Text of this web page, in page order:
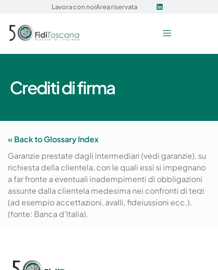
Lavora con noiArea riservata
Crediti di firma
« Back to Glossary Index
Garanzie prestate dagli intermediari (vedi garanzie), su
richiesta della clientela, con le quali essi si impegnano
a far fronte a eventuali inadempimenti di obbligazioni
assunte dalla clientela medesima nei confronti di terzi
(ad esempio accettazioni, avalli, fideiussioni ecc.).
(fonte: Banca d’Italia).